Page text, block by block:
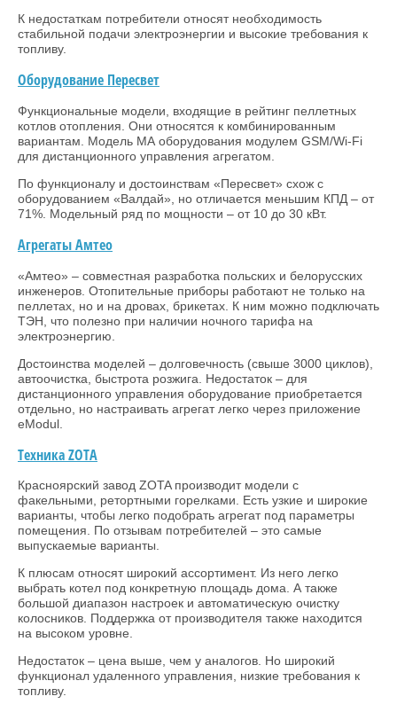
К недостаткам потребители относят необходимость
стабильной подачи электроэнергии и высокие требования к
топливу.
Оборудование Пересвет
Функциональные модели, входящие в рейтинг пеллетных
котлов отопления. Они относятся к комбинированным
вариантам. Модель МА оборудования модулем GSM/Wi-Fi
для дистанционного управления агрегатом.
По функционалу и достоинствам «Пересвет» схож с
оборудованием «Валдай», но отличается меньшим КПД – от
71%. Модельный ряд по мощности – от 10 до 30 кВт.
Агрегаты Амтео
«Амтео» – совместная разработка польских и белорусских
инженеров. Отопительные приборы работают не только на
пеллетах, но и на дровах, брикетах. К ним можно подключать
ТЭН, что полезно при наличии ночного тарифа на
электроэнергию.
Достоинства моделей – долговечность (свыше 3000 циклов),
автоочистка, быстрота розжига. Недостаток – для
дистанционного управления оборудование приобретается
отдельно, но настраивать агрегат легко через приложение
eModul.
Техника ZOTA
Красноярский завод ZOTA производит модели с
факельными, ретортными горелками. Есть узкие и широкие
варианты, чтобы легко подобрать агрегат под параметры
помещения. По отзывам потребителей – это самые
выпускаемые варианты.
К плюсам относят широкий ассортимент. Из него легко
выбрать котел под конкретную площадь дома. А также
большой диапазон настроек и автоматическую очистку
колосников. Поддержка от производителя также находится
на высоком уровне.
Недостаток – цена выше, чем у аналогов. Но широкий
функционал удаленного управления, низкие требования к
топливу.